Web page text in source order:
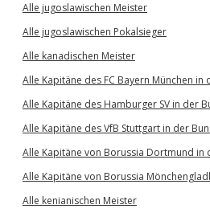
Alle jugoslawischen Meister
Alle jugoslawischen Pokalsieger
Alle kanadischen Meister
Alle Kapitäne des FC Bayern München in
Alle Kapitäne des Hamburger SV in der
Alle Kapitäne des VfB Stuttgart in der
Alle Kapitäne von Borussia Dortmund in
Alle Kapitäne von Borussia
Alle kenianischen Meister